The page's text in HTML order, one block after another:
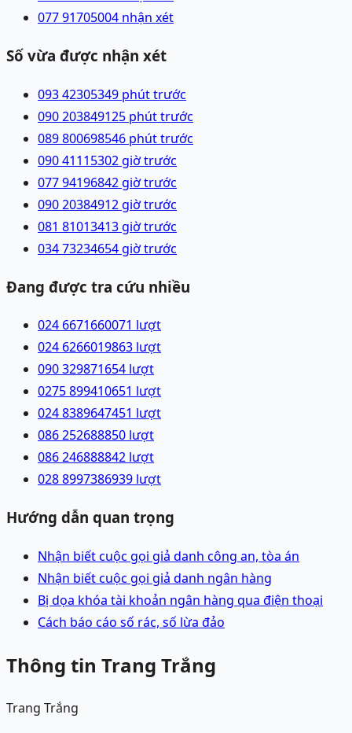
077 91705004 nhận xét
Số vừa được nhận xét
093 42305349 phút trước
090 203849125 phút trước
089 800698546 phút trước
090 41115302 giờ trước
077 94196842 giờ trước
090 20384912 giờ trước
081 81013413 giờ trước
034 73234654 giờ trước
Đang được tra cứu nhiều
024 6671660071 lượt
024 6266019863 lượt
090 329871654 lượt
0275 899410651 lượt
024 8389647451 lượt
086 252688850 lượt
086 246888842 lượt
028 8997386939 lượt
Hướng dẫn quan trọng
Nhận biết cuộc gọi giả danh công an, tòa án
Nhận biết cuộc gọi giả danh ngân hàng
Bị dọa khóa tài khoản ngân hàng qua điện thoại
Cách báo cáo số rác, số lừa đảo
Thông tin Trang Trắng
Trang Trắng